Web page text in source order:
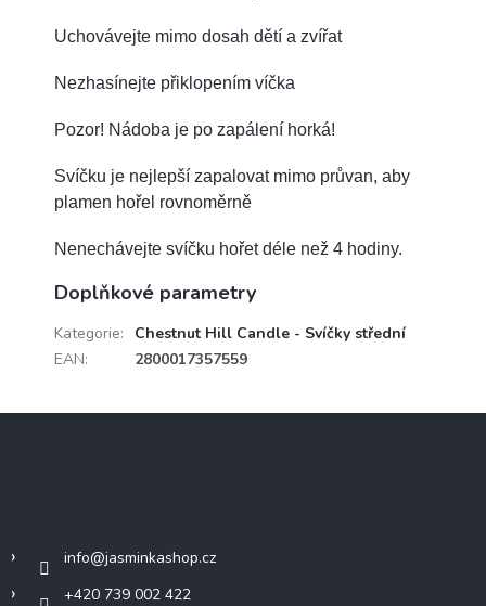
Uchovávejte mimo dosah dětí a zvířat
Nezhasínejte přiklopením víčka
Pozor! Nádoba je po zapálení horká!
Svíčku je nejlepší zapalovat mimo průvan, aby
plamen hořel rovnoměrně
Nenechávejte svíčku hořet déle než 4 hodiny.
Doplňkové parametry
Kategorie:
Chestnut Hill Candle - Svíčky střední
EAN: 2800017357559
info@jasminkashop.cz
+420 739 002 422